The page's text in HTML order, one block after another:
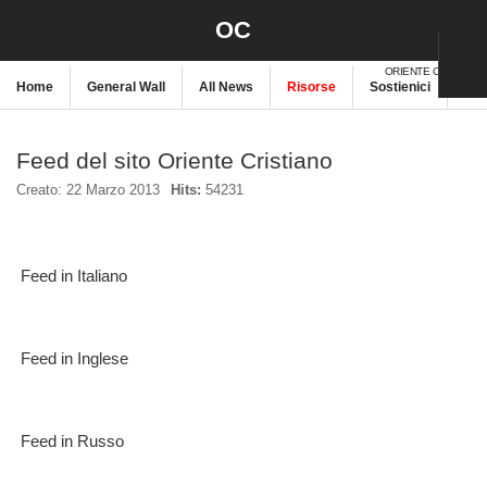
OC
ORIENTE CRISTIANO
Home General Wall All News Risorse Sostienici
Feed del sito Oriente Cristiano
Creato: 22 Marzo 2013 Hits: 54231
Feed in Italiano
Feed in Inglese
Feed in Russo